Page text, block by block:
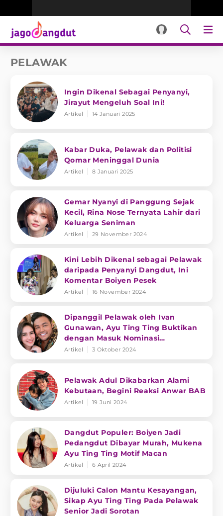
PELAWAK
Ingin Dikenal Sebagai Penyanyi,
Jirayut Mengeluh Soal Ini!
Artikel 14 Januari 2025
Kabar Duka, Pelawak dan Politisi
Qomar Meninggal Dunia
Artikel 8 Januari 2025
Gemar Nyanyi di Panggung Sejak
Kecil, Rina Nose Ternyata Lahir dari
Keluarga Seniman
Artikel 29 November 2024
Kini Lebih Dikenal sebagai Pelawak
daripada Penyanyi Dangdut, Ini
Komentar Boiyen Pesek
Artikel 16 November 2024
Dipanggil Pelawak oleh Ivan
Gunawan, Ayu Ting Ting Buktikan
dengan Masuk Nominasi
Penghargaan
Artikel 3 Oktober 2024
Pelawak Adul Dikabarkan Alami
Kebutaan, Begini Reaksi Anwar BAB
Artikel 19 Juni 2024
Dangdut Populer: Boiyen Jadi
Pedangdut Dibayar Murah, Mukena
Ayu Ting Ting Motif Macan
Artikel 6 April 2024
Dijuluki Calon Mantu Kesayangan,
Sikap Ayu Ting Ting Pada Pelawak
Senior Jadi Sorotan